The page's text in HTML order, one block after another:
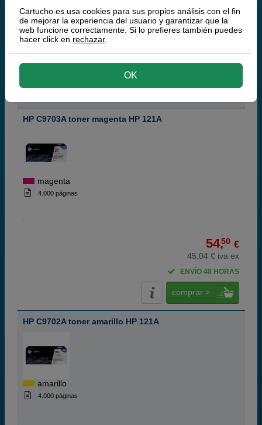
45,04 € iva ex
comprar >
HP C9703A toner magenta HP 121A
magenta
4.000 páginas
54,50 €
45,04 € iva ex
ENVÍO 48 HORAS
comprar >
HP C9702A toner amarillo HP 121A
amarillo
4.000 páginas
Cartucho.es usa cookies para sus propios análisis con el fin
de mejorar la experiencia del usuario y garantizar que la
web funcione correctamente. Si lo prefieres también puedes
hacer click en rechazar.
OK